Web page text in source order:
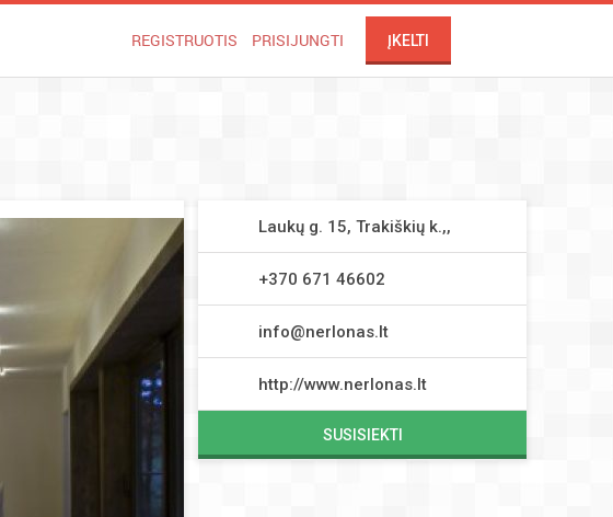
REGISTRUOTIS PRISIJUNGTI ĮKELTI
Laukų g. 15, Trakiškių k.,,
+370 671 46602
info@nerlonas.lt
http://www.nerlonas.lt
SUSISIEKTI